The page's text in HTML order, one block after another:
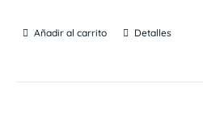
Añadir al carrito Detalles